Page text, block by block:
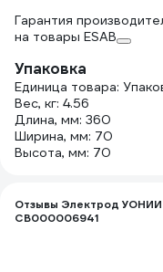
Гарантия
на товары ESAB
Упаковка
Единица товара:
Вес, кг: 4.56
Длина, мм: 360
Ширина, мм: 70
Высота, мм: 70
Отзывы Электрод УОНИИ
СВ000006941